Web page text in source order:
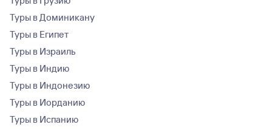
Туры в Доминикану
Туры в Египет
Туры в Израиль
Туры в Индию
Туры в Индонезию
Туры в Иорданию
Туры в Испанию